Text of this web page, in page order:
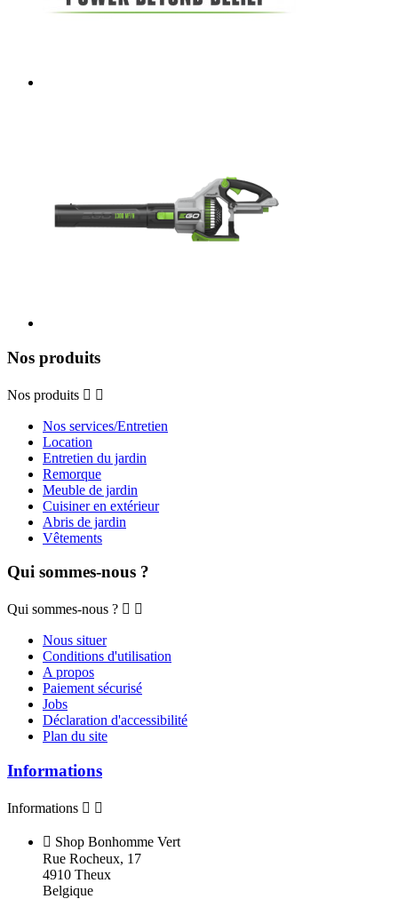
Nos produits
Nos produits  
Nos services/Entretien
Location
Entretien du jardin
Remorque
Meuble de jardin
Cuisiner en extérieur
Abris de jardin
Vêtements
Qui sommes-nous ?
Qui sommes-nous ?  
Nous situer
Conditions d'utilisation
A propos
Paiement sécurisé
Jobs
Déclaration d'accessibilité
Plan du site
Informations
Informations  
 Shop Bonhomme Vert
Rue Rocheux, 17
4910 Theux
Belgique